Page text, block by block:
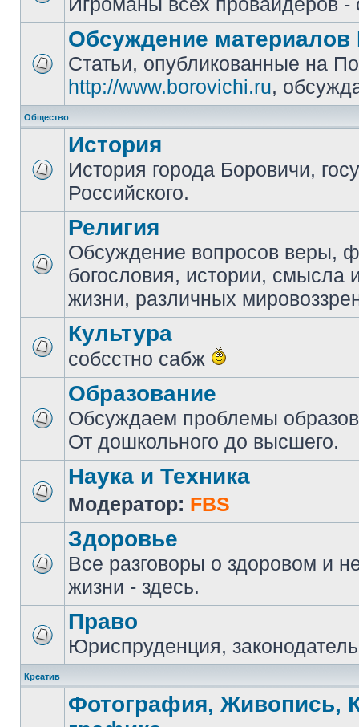
Обсуждение материалов
Статьи, опубликованные на
http://www.borovichi.ru,
Общество
История
История города Боровичи,
Российского.
Религия
Обсуждение вопросов веры,
богословия, истории, смысла
жизни, различных
Культура
собсстно сабж
Образование
Обсуждаем проблемы
От дошкольного до высшего.
Наука и Техника
Модератор: FBS
Здоровье
Все разговоры о здоровом и
жизни - здесь.
Право
Юриспруденция,
Креатив
Фотография, Живопись,